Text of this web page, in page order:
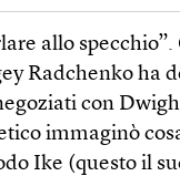
allo
Radchenko ha
con
immaginò
Ike (questo il